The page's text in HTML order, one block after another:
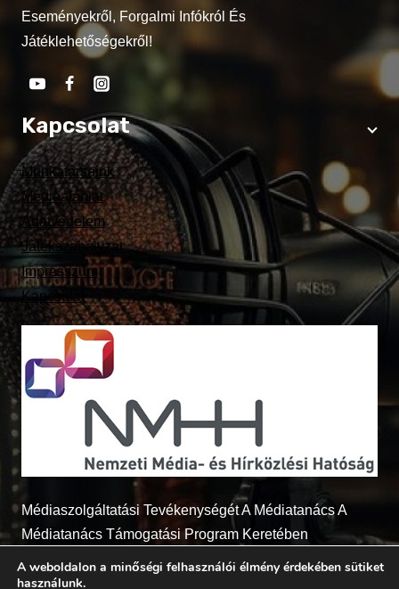
Eseményekről, Forgalmi Infókról És
Játéklehetőségekről!
Kapcsolat
Munkatársaink
Médiaajánlat
Adatvédelem
Játékszabályzat
Impresszum
Kapcsolat
Médiaszolgáltatási Tevékenységét A Médiatanács A
Médiatanács Támogatási Program Keretében
A weboldalon a minőségi felhasználói élmény érdekében sütiket
használunk.